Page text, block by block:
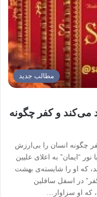
مطالب جدید
می‌کند و کفر چگونه
چگونه انسان را بی‌ارزش
“ایمان” به اعلای علیین
که او را شایسته‌ی بهشت
در اسفل سافلین
او سزاوار…